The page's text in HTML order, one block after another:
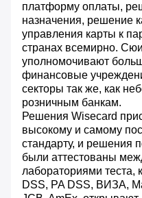
платформу оплаты,
назначения, решение
управления карты к
странах всемирно.
уполномочивают
финансовые
секторы так же, как
розничным банкам.
Решения Wisecard
высокому и самому
стандарту, и решения
были аттестованы
лабораториями теста,
DSS, PA DSS, ВИЗА,